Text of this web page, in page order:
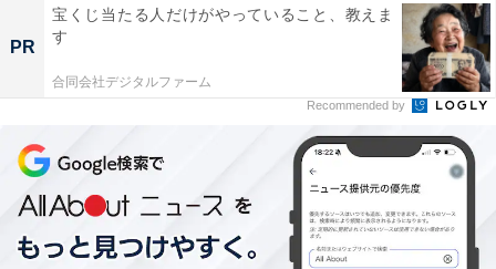
PR
宝くじ当たる人だけがやっていること、教えま
す
合同会社デジタルファーム
Recommended by